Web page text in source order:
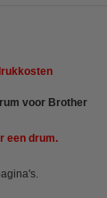
voor Brother
een drum.